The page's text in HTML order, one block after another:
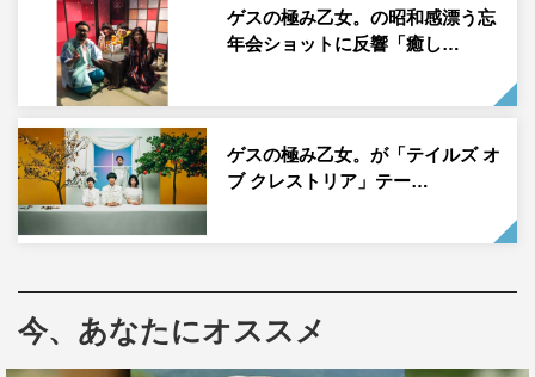
さらに今回、“甘美でSexy”なキービジュアルも解禁。ドラ
マへの期待が高まる。
ゲスの極み乙女。の昭和感漂う忘
年会ショットに反響「癒し…
ゲスの極み乙女。が「テイルズ オ
ブ クレストリア」テー…
今、あなたにオススメ